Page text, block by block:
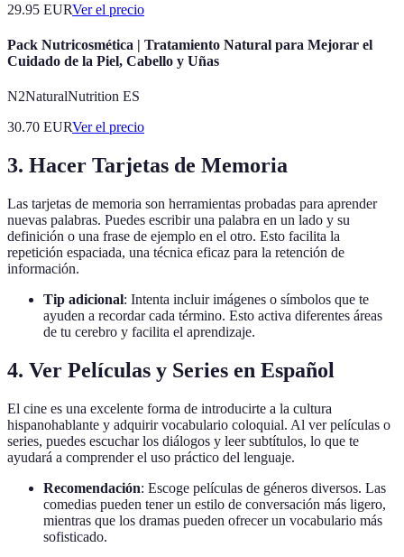
29.95 EURVer el precio
Pack Nutricosmética | Tratamiento Natural para Mejorar el
Cuidado de la Piel, Cabello y Uñas
N2NaturalNutrition ES
30.70 EURVer el precio
3. Hacer Tarjetas de Memoria
Las tarjetas de memoria son herramientas probadas para aprender
nuevas palabras. Puedes escribir una palabra en un lado y su
definición o una frase de ejemplo en el otro. Esto facilita la
repetición espaciada, una técnica eficaz para la retención de
información.
Tip adicional: Intenta incluir imágenes o símbolos que te
ayuden a recordar cada término. Esto activa diferentes áreas
de tu cerebro y facilita el aprendizaje.
4. Ver Películas y Series en Español
El cine es una excelente forma de introducirte a la cultura
hispanohablante y adquirir vocabulario coloquial. Al ver películas o
series, puedes escuchar los diálogos y leer subtítulos, lo que te
ayudará a comprender el uso práctico del lenguaje.
Recomendación: Escoge películas de géneros diversos. Las
comedias pueden tener un estilo de conversación más ligero,
mientras que los dramas pueden ofrecer un vocabulario más
sofisticado.